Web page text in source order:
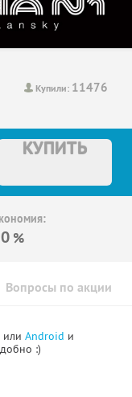
Купили: 11476
КУПИТЬ
%
Вопросы по акции
или Android и
:)